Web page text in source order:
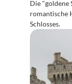
Die "goldene
romantische
Schlosses.